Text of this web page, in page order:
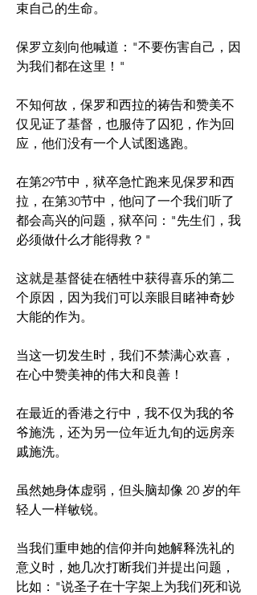
束自己的生命。
保罗立刻向他喊道："不要伤害自己，因
为我们都在这里！"
不知何故，保罗和西拉的祷告和赞美不
仅见证了基督，也服侍了囚犯，作为回
应，他们没有一个人试图逃跑。
在第29节中，狱卒急忙跑来见保罗和西
拉，在第30节中，他问了一个我们听了
都会高兴的问题，狱卒问："先生们，我
必须做什么才能得救？"
这就是基督徒在牺牲中获得喜乐的第二
个原因，因为我们可以亲眼目睹神奇妙
大能的作为。
当这一切发生时，我们不禁满心欢喜，
在心中赞美神的伟大和良善！
在最近的香港之行中，我不仅为我的爷
爷施洗，还为另一位年近九旬的远房亲
戚施洗。
虽然她身体虚弱，但头脑却像 20 岁的年
轻人一样敏锐。
当我们重申她的信仰并向她解释洗礼的
意义时，她几次打断我们并提出问题，
比如："说圣子在十字架上为我们死和说